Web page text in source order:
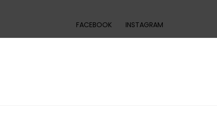
FACEBOOK INSTAGRAM